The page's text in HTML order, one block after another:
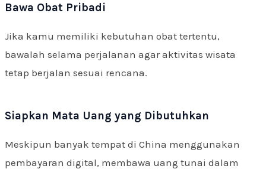
Bawa Obat Pribadi
Jika kamu memiliki kebutuhan obat tertentu,
bawalah selama perjalanan agar aktivitas wisata
tetap berjalan sesuai rencana.
Siapkan Mata Uang yang Dibutuhkan
Meskipun banyak tempat di China menggunakan
pembayaran digital, membawa uang tunai dalam